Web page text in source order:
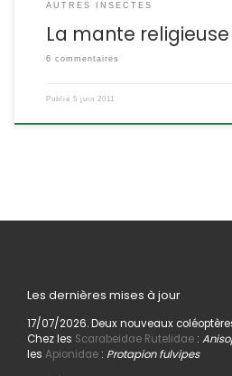
AUTRES INSECTES
La mante religieuse
6 commentaires
Publié 5 juin 2011
Les dernières mises à jour
17/07/2026. Deux nouveaux
Chez les Scarabeidae Rutelidae:
les Apionidae: Protapion fulvipes